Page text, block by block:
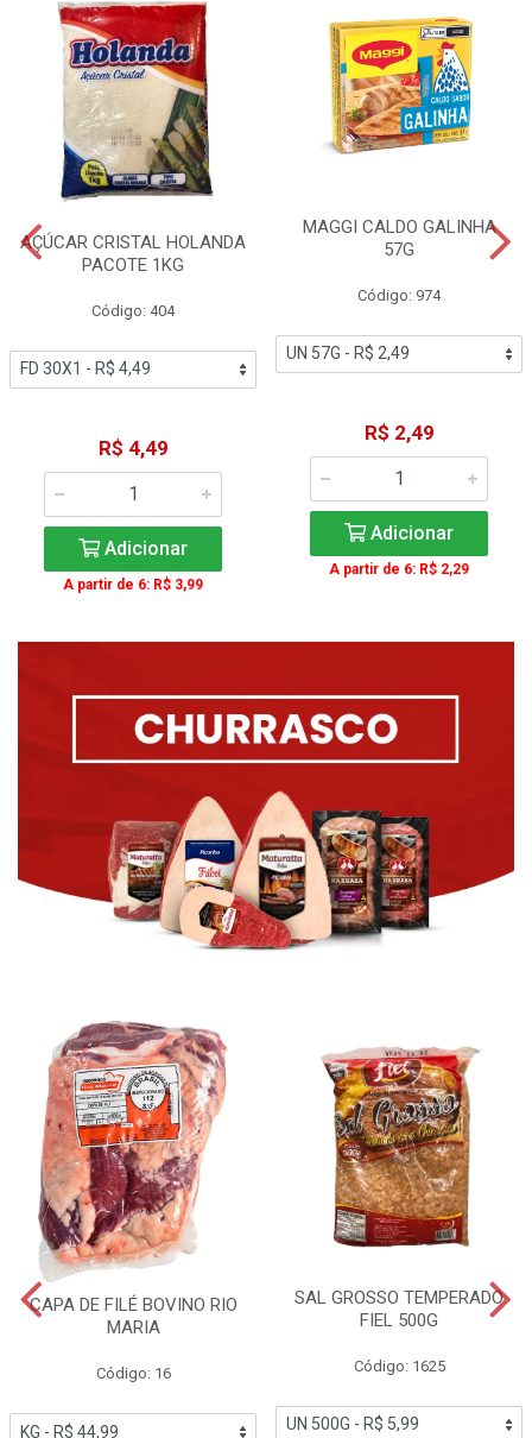
AÇÚCAR CRISTAL HOLANDA
PACOTE 1KG
Código: 404
R$ 4,49
Adicionar
A partir de 6: R$ 3,99
MAGGI CALDO GALINHA
57G
Código: 974
R$ 2,49
Adicionar
A partir de 6: R$ 2,29
CAPA DE FILÉ BOVINO RIO
MARIA
Código: 16
SAL GROSSO TEMPERADO
FIEL 500G
Código: 1625